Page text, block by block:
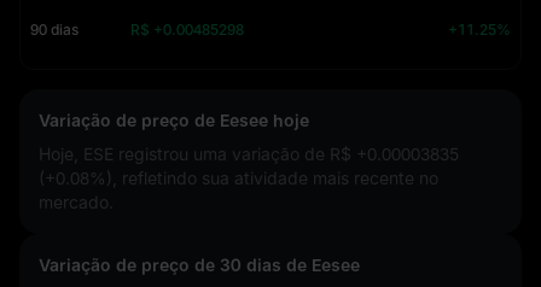
90 dias R$ +0.00485298 +11.25%
Variação de preço de Eesee hoje
Hoje, ESE registrou uma variação de R$ +0.00003835
(+0.08%)
, refletindo sua atividade mais recente no
mercado.
Variação de preço de 30 dias de Eesee